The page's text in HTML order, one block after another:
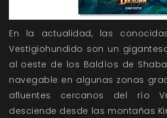
En la actualidad, las
Vestigiohundido son un
al oeste de los Baldíos de
navegable en algunas zonas
afluentes cercanos del río
desciende desde las montañas